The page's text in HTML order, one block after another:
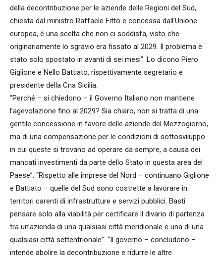
della decontribuzione per le aziende delle Regioni del Sud,
chiesta dal ministro Raffaele Fitto e concessa dall’Unione
europea, è una scelta che non ci soddisfa, visto che
originariamente lo sgravio era fissato al 2029. Il problema è
stato solo spostato in avanti di sei mesi”. Lo dicono Piero
Giglione e Nello Battiato, rispettivamente segretario e
presidente della Cna Sicilia.
“Perché – si chiedono – il Governo Italiano non mantiene
l’agevolazione fino al 2029? Sia chiaro, non si tratta di una
gentile concessione in favore delle aziende del Mezzogiorno,
ma di una compensazione per le condizioni di sottosviluppo
in cui queste si trovano ad operare da sempre, a causa dei
mancati investimenti da parte dello Stato in questa area del
Paese”. “Rispetto alle imprese del Nord – continuano Giglione
e Battiato – quelle del Sud sono costrette a lavorare in
territori carenti di infrastrutture e servizi pubblici. Basti
pensare solo alla viabilità per certificare il divario di partenza
tra un’azienda di una qualsiasi città meridionale e una di una
qualsiasi città settentrionale”. “Il governo – concludono –
intende abolire la decontribuzione e ridurre le altre